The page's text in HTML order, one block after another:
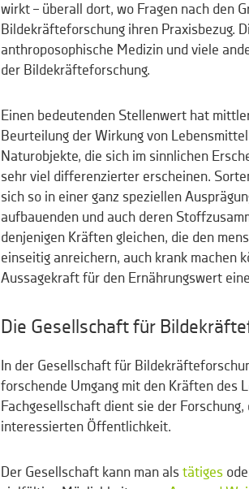
wirkt – überall dort, wo Fragen nach den
Bildekräfteforschung ihren Praxisbezug.
anthroposophische Medizin und viele
der Bildekräfteforschung.
Einen bedeutenden Stellenwert hat
Beurteilung der Wirkung von
Naturobjekte, die sich im sinnlichen
sehr viel differenzierter erscheinen.
sich so in einer ganz speziellen
aufbauenden und auch deren
denjenigen Kräften gleichen, die den
einseitig anreichern, auch krank machen
Aussagekraft für den Ernährungswert
Die Gesellschaft für
In der Gesellschaft für
forschende Umgang mit den Kräften des
Fachgesellschaft dient sie der
interessierten Öffentlichkeit.
Der Gesellschaft kann man als tätiges